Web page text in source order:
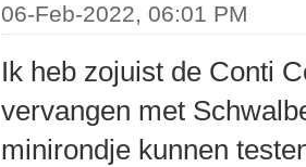
06-Feb-2022, 06:01 PM
Ik heb zojuist de Conti
vervangen met
minirondje kunnen